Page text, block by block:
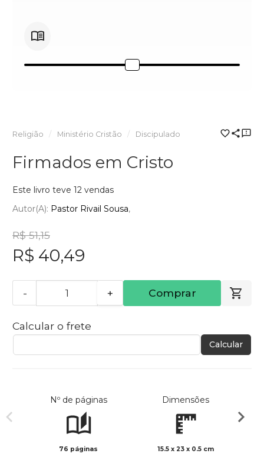
Religião Ministério Cristão Discipulado
Firmados em Cristo
Este livro teve 12 vendas
Autor(a): Pastor Rivail Sousa
R$ 51,15
R$ 40,49
- + Comprar
Calcular o frete
Calcular
Nº de páginas
76 páginas
Dimensões
15.5 x 23 x 0.5 cm